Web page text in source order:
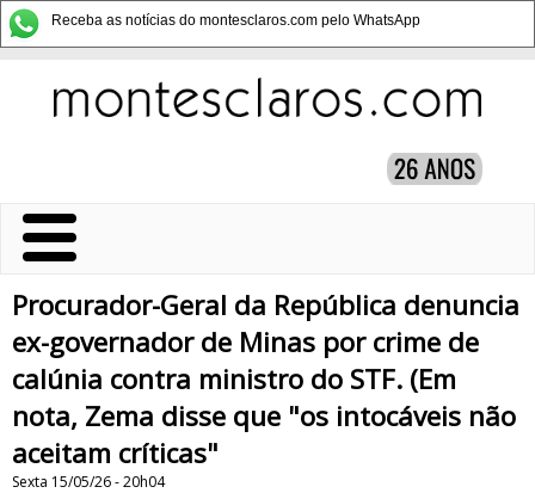
Receba as notícias do montesclaros.com pelo WhatsApp
Procurador-Geral da República denuncia
ex-governador de Minas por crime de
calúnia contra ministro do STF. (Em
nota, Zema disse que "os intocáveis não
aceitam críticas"
Sexta 15/05/26 - 20h04